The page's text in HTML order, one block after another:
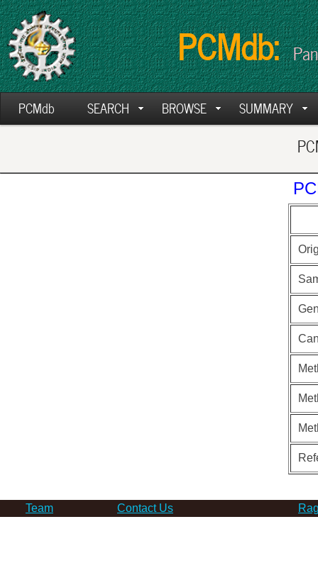
PCMdb:
PCMdb SEARCH BROWSE SUMMARY
Team Contact Us